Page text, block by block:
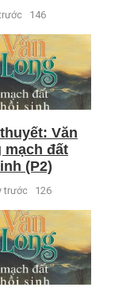
146
Văn
mạch đất
(P2)
trước 126